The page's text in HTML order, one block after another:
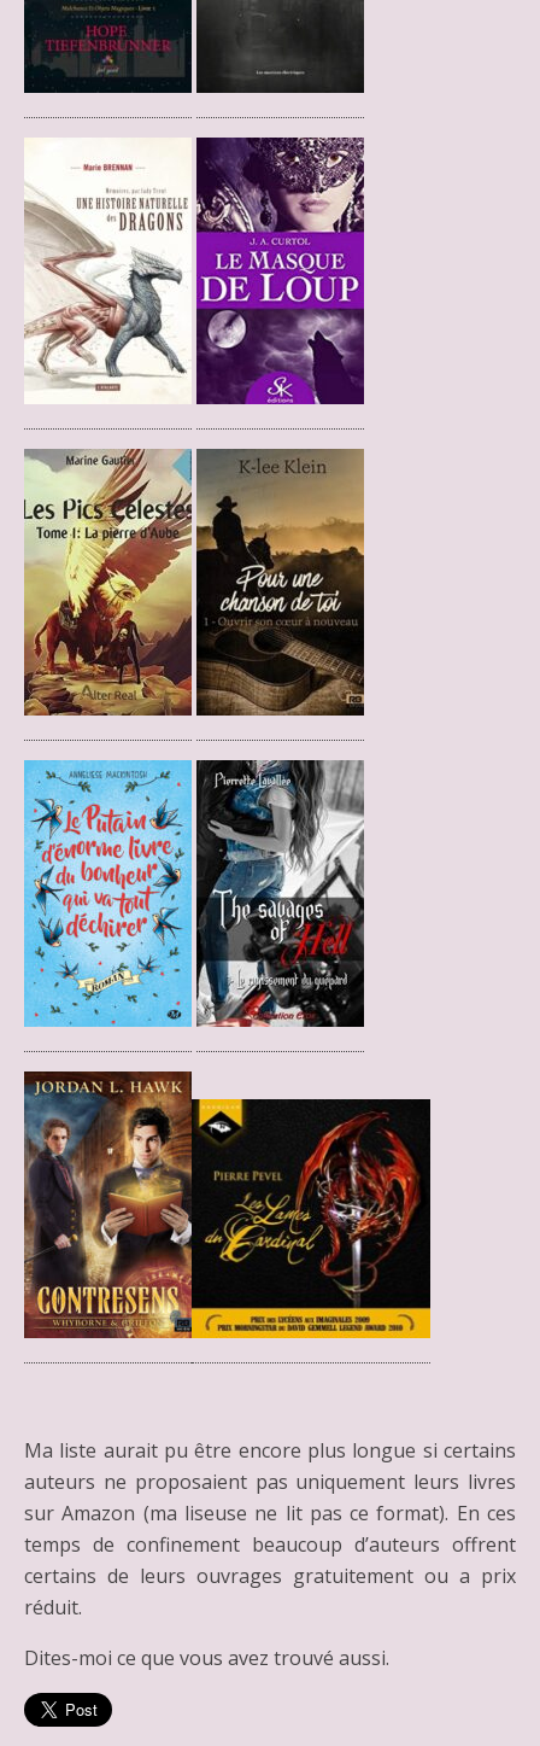
Ma liste aurait pu être encore plus longue si certains
auteurs ne proposaient pas uniquement leurs livres
sur Amazon (ma liseuse ne lit pas ce format). En ces
temps de confinement beaucoup d’auteurs offrent
certains de leurs ouvrages gratuitement ou a prix
réduit.
Dites-moi ce que vous avez trouvé aussi.